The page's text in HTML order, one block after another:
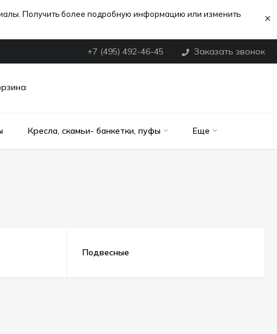
Получить более подробную информацию или изменить
×
+7 (495) 492-46-45 Заказать звонок
Кресла, скамьи- банкетки, пуфы Еще
Подвесные